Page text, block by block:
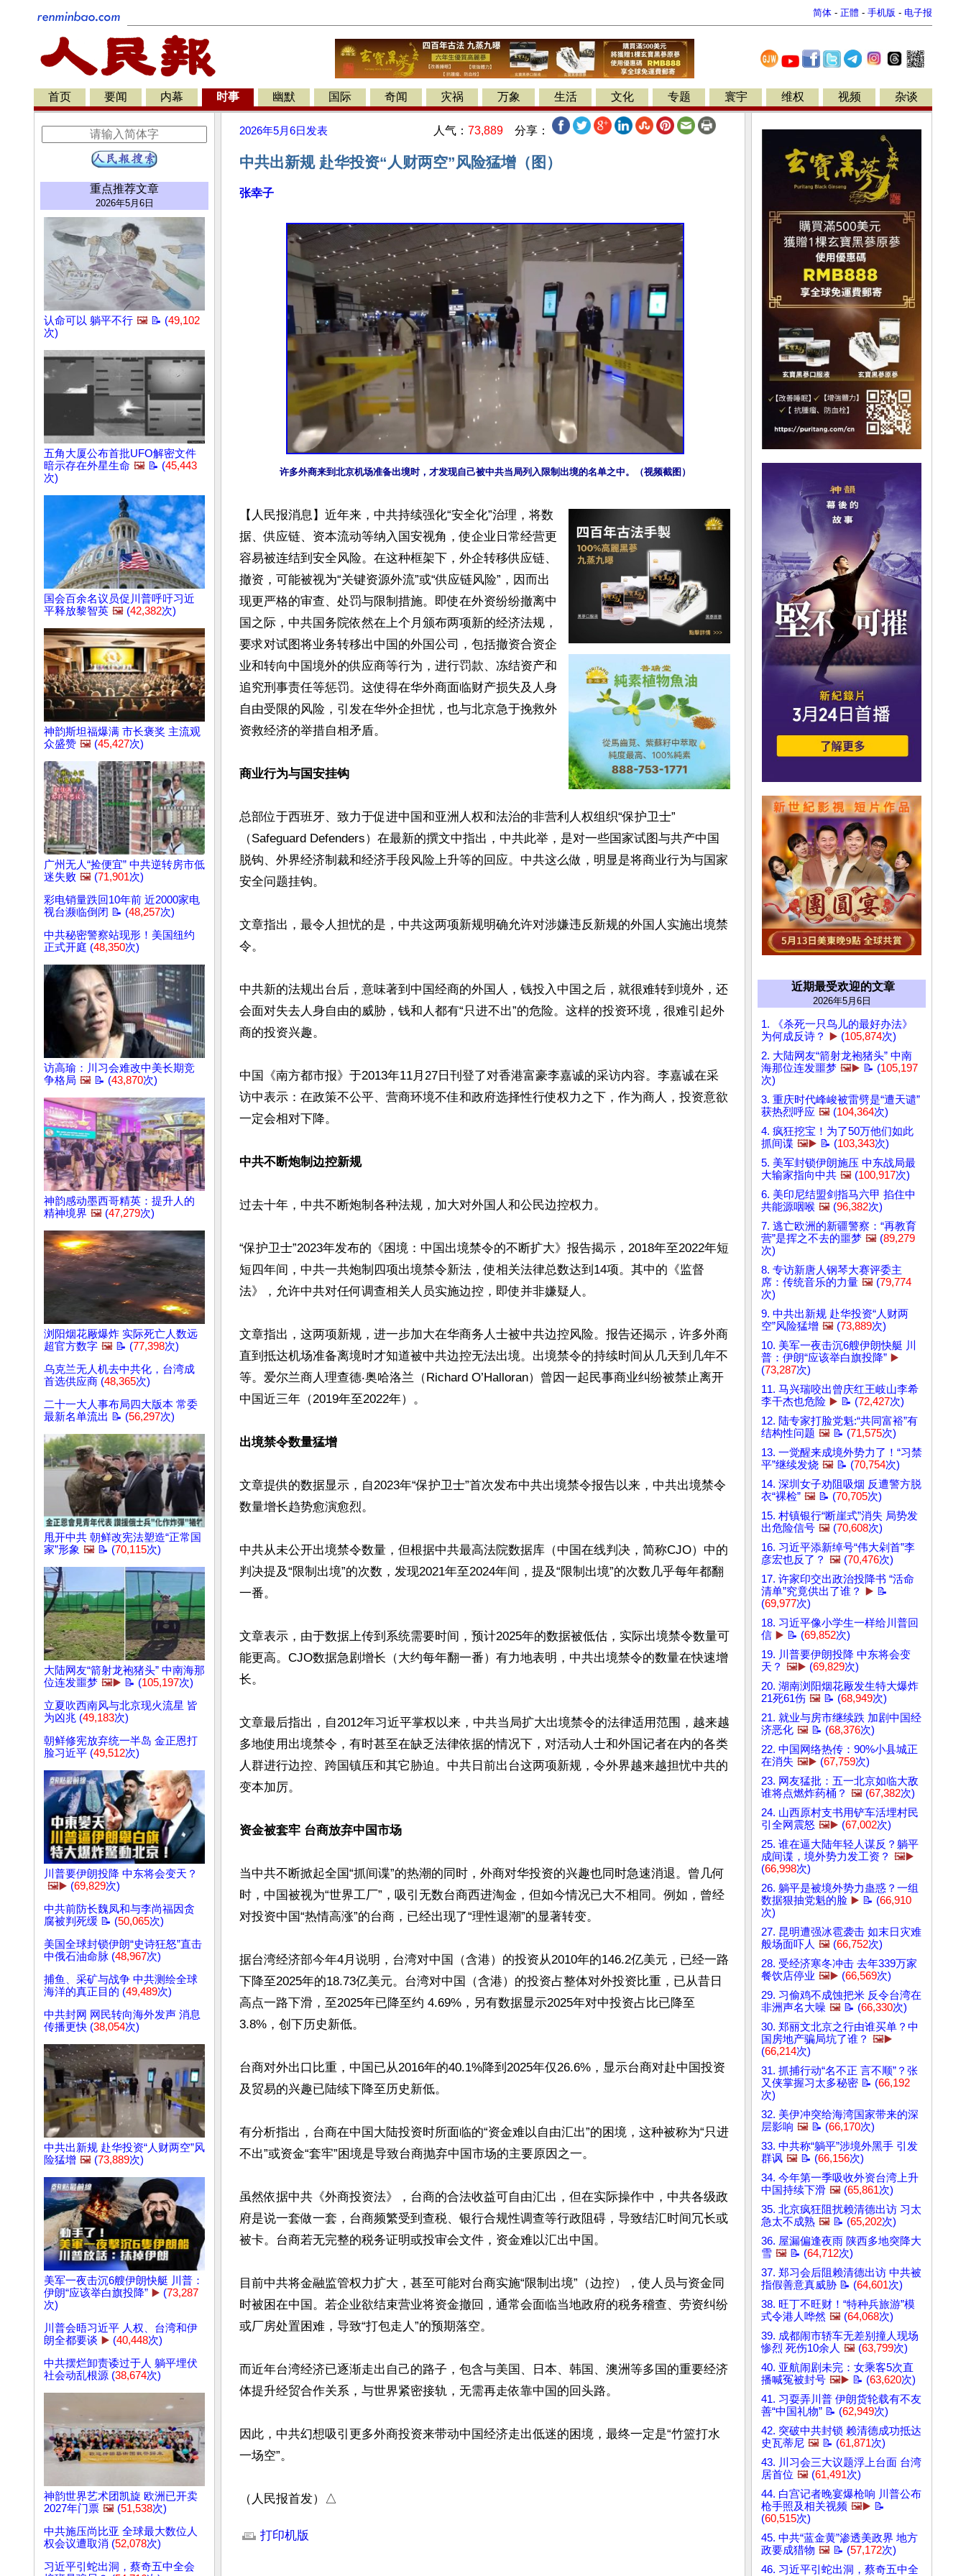
简体 - 正體 - 手机版 - 电子报
首页 要闻 内幕 时事 幽默 国际 奇闻 灾祸 万象 生活 文化 专题 寰宇 维权 视频 杂谈
重点推荐文章
2026年5月6日
认命可以 躺平不行 🖼️ 📝 (49,102
次)
五角大厦公布首批UFO解密文件
暗示存在外星生命 🖼️ 📝 (45,443
次)
国会百余名议员促川普呼吁习近
平释放黎智英 🖼️ (42,382次)
神韵斯坦福爆满 市长褒奖 主流观
众盛赞 🖼️ (45,427次)
广州无人“捡便宜” 中共逆转房市低
迷失败 🖼️ (71,901次)
彩电销量跌回10年前 近2000家电
视台濒临倒闭 📝 (48,257次)
中共秘密警察站现形！美国纽约
正式开庭 (48,350次)
访高瑜：川习会难改中美长期竞
争格局 🖼️ 📝 (43,870次)
神韵感动墨西哥精英：提升人的
精神境界 🖼️ (47,279次)
浏阳烟花厰爆炸 实际死亡人数远
超官方数字 🖼️ 📝 (77,398次)
乌克兰无人机去中共化，台湾成
首选供应商 (48,365次)
二十一大人事布局四大版本 常委
最新名单流出 📝 (56,297次)
甩开中共 朝鲜改宪法塑造“正常国
家”形象 🖼️ 📝 (70,115次)
大陆网友“箭射龙袍猪头” 中南海那
位连发噩梦 🖼️▶️ 📝 (105,197次)
立夏吹西南风与北京现火流星 皆
为凶兆 (49,183次)
朝鲜修宪放弃统一半岛 金正恩打
脸习近平 (49,512次)
川普要伊朗投降 中东将会变天？
🖼️▶️ (69,829次)
中共前防长魏凤和与李尚福因贪
腐被判死缓 📝 (50,065次)
美国全球封锁伊朗“史诗狂怒”直击
中俄石油命脉 (48,967次)
捕鱼、采矿与战争 中共测绘全球
海洋的真正目的 (49,489次)
中共封网 网民转向海外发声 消息
传播更快 (38,054次)
中共出新规 赴华投资“人财两空”风
险猛增 🖼️ (73,889次)
美军一夜击沉6艘伊朗快艇 川普：
伊朗“应该举白旗投降” ▶️ (73,287
次)
川普会晤习近平 人权、台湾和伊
朗全都要谈 ▶️ (40,448次)
中共摆烂卸责诿过于人 躺平埋伏
社会动乱根源 (38,674次)
神韵世界艺术团凯旋 欧洲已开卖
2027年门票 🖼️ (51,538次)
中共施压尚比亚 全球最大数位人
权会议遭取消 (52,078次)
习近平引蛇出洞，蔡奇五中全会
2026年5月6日 发表 人气： 73,889 分享：
中共出新规 赴华投资“人财两空”风险猛增（图）
张幸子
许多外商来到北京机场准备出境时，才发现自己被中共当局列入限制出境的名单之中。（视频截图）
【人民报消息】近年来，中共持续强化“安全化”治理，将数
据、供应链、资本流动等纳入国安视角，使企业日常经营更
容易被连结到安全风险。在这种框架下，外企转移供应链、
撤资，可能被视为“关键资源外流”或“供应链风险”，因而出
现更严格的审查、处罚与限制措施。即使在外资纷纷撤离中
国之际，中共国务院依然在上个月颁布两项新的经济法规，
要求对试图将业务转移出中国的外国公司，包括撤资合资企
业和转向中国境外的供应商等行为，进行罚款、冻结资产和
追究刑事责任等惩罚。这使得在华外商面临财产损失及人身
自由受限的风险，引发在华外企担忧，也与北京急于挽救外
资救经济的举措自相矛盾。
商业行为与国安挂钩
总部位于西班牙、致力于促进中国和亚洲人权和法治的非营利人权组织“保护卫士”
（Safeguard Defenders）在最新的撰文中指出，中共此举，是对一些国家试图与共产中国
脱钩、外界经济制裁和经济手段风险上升等的回应。中共这么做，明显是将商业行为与国家
安全问题挂钩。
文章指出，最令人担忧的是，中共这两项新规明确允许对涉嫌违反新规的外国人实施出境禁
令。
中共新的法规出台后，意味著到中国经商的外国人，钱投入中国之后，就很难转到境外，还
会面对失去人身自由的威胁，钱和人都有“只进不出”的危险。这样的投资环境，很难引起外
商的投资兴趣。
中国《南方都市报》于2013年11月27日刊登了对香港富豪李嘉诚的采访内容。李嘉诚在采
访中表示：在政策不公平、营商环境不佳和政府选择性行使权力之下，作为商人，投资意欲
一定会相对下降。
中共不断炮制边控新规
过去十年，中共不断炮制各种法规，加大对外国人和公民边控权力。
“保护卫士”2023年发布的《困境：中国出境禁令的不断扩大》报告揭示，2018年至2022年短
短四年间，中共一共炮制四项出境禁令新法，使相关法律总数达到14项。其中的《监督
法》，允许中共对任何调查相关人员实施边控，即使并非嫌疑人。
文章指出，这两项新规，进一步加大在华商务人士被中共边控风险。报告还揭示，许多外商
直到抵达机场准备离境时才知道被中共边控无法出境。出境禁令的持续时间从几天到几年不
等。爱尔兰商人理查德‧奥哈洛兰（Richard O’Halloran）曾因一起民事商业纠纷被禁止离开
中国近三年（2019年至2022年）。
出境禁令数量猛增
文章提供的数据显示，自2023年“保护卫士”首次发布中共出境禁令报告以来，中共出境禁令
数量增长趋势愈演愈烈。
中共从未公开出境禁令数量，但根据中共最高法院数据库（中国在线判决，简称CJO）中的
判决提及“限制出境”的次数，发现2021年至2024年间，提及“限制出境”的次数几乎每年都翻
一番。
文章表示，由于数据上传到系统需要时间，预计2025年的数据被低估，实际出境禁令数量可
能更高。CJO数据急剧增长（大约每年翻一番）有力地表明，中共出境禁令的数量在快速增
长。
文章最后指出，自2012年习近平掌权以来，中共当局扩大出境禁令的法律适用范围，越来越
多地使用出境禁令，有时甚至在缺乏法律依据的情况下，对活动人士和外国记者在内的各类
人群进行边控、跨国镇压和其它胁迫。中共日前出台这两项新规，令外界越来越担忧中共的
变本加厉。
资金被套牢 台商放弃中国市场
当中共不断掀起全国“抓间谍”的热潮的同时，外商对华投资的兴趣也同时急速消退。曾几何
时，中国被视为“世界工厂”，吸引无数台商西进淘金，但如今情况已大不相同。例如，曾经
对投资中国“热情高涨”的台商，已经出现了“理性退潮”的显著转变。
据台湾经济部今年4月说明，台湾对中国（含港）的投资从2010年的146.2亿美元，已经一路
下降至2025年的18.73亿美元。台湾对中国（含港）的投资占整体对外投资比重，已从昔日
高点一路下滑，至2025年已降至约 4.69%，另有数据显示2025年对中投资占比已降至
3.8%，创下历史新低。
台商对外出口比重，中国已从2016年的40.1%降到2025年仅26.6%，显示台商对赴中国投资
及贸易的兴趣已陆续下降至历史新低。
有分析指出，台商在中国大陆投资时所面临的“资金难以自由汇出”的困境，这种被称为“只进
不出”或资金“套牢”困境是导致台商抛弃中国市场的主要原因之一。
虽然依据中共《外商投资法》，台商的合法收益可自由汇出，但在实际操作中，中共各级政
府是说一套做一套，台商频繁受到查税、银行合规性调查等行政阻碍，导致结汇时间冗长或
被卡。台商若无完整的税务证明或投审会文件，资金难以汇出中国。
目前中共将金融监管权力扩大，甚至可能对台商实施“限制出境”（边控），使人员与资金同
时被困在中国。若企业欲结束营业将资金撤回，通常会面临当地政府的税务稽查、劳资纠纷
或厂房处置困难，导致“打包走人”的预期落空。
而近年台湾经济已逐渐走出自己的路子，包含与美国、日本、韩国、澳洲等多国的重要经济
体提升经贸合作关系，与世界紧密接轨，无需再走依靠中国的回头路。
因此，中共幻想吸引更多外商投资来带动中国经济走出低迷的困境，最终一定是“竹篮打水
一场空”。
（人民报首发）△
打印机版
近期最受欢迎的文章
2026年5月6日
1. 《杀死一只鸟儿的最好办法》
为何成反诗？
▶️ (105,874次)
2. 大陆网友“箭射龙袍猪头” 中南
海那位连发噩梦 🖼️▶️ 📝 (105,197
次)
3. 重庆时代峰峻被雷劈是“遭天谴”
获热烈呼应 🖼️ (104,364次)
4. 疯狂挖宝！为了50万他们如此
抓间谍 🖼️▶️ 📝 (103,343次)
5. 美军封锁伊朗施压 中东战局最
大输家指向中共 🖼️ (100,917次)
6. 美印尼结盟剑指马六甲 掐住中
共能源咽喉 🖼️ (96,382次)
7. 逃亡欧洲的新疆警察：“再教育
营”是挥之不去的噩梦 🖼️ (89,279
次)
8. 专访新唐人钢琴大赛评委主
席：传统音乐的力量 🖼️ (79,774
次)
9. 中共出新规 赴华投资“人财两
空”风险猛增 🖼️ (73,889次)
10. 美军一夜击沉6艘伊朗快艇 川
普：伊朗“应该举白旗投降” ▶️
(73,287次)
11. 马兴瑞咬出曾庆红王岐山李希
李干杰也危险 ▶️ 📝 (72,427次)
12. 陆专家打脸党魁:“共同富裕”有
结构性问题 🖼️ 📝 (71,575次)
13. 一觉醒来成境外势力了！“习禁
平”继续发烧 🖼️ 📝 (70,754次)
14. 深圳女子劝阻吸烟 反遭警方脱
衣“裸检” 🖼️ 📝 (70,705次)
15. 村镇银行“断崖式”消失 局势发
出危险信号 🖼️ (70,608次)
16. 习近平添新绰号“伟大剁首”李
彦宏也反了？ 🖼️ (70,476次)
17. 许家印交出政治投降书 “活命
清单”究竟供出了谁？
▶️ 📝
(69,977次)
18. 习近平像小学生一样给川普回
信 ▶️ 📝 (69,852次)
19. 川普要伊朗投降 中东将会变
天？ 🖼️▶️ (69,829次)
20. 湖南浏阳烟花厰发生特大爆炸
21死61伤 🖼️ 📝 (68,949次)
21. 就业与房市继续跌 加剧中国经
济恶化 🖼️ 📝 (68,376次)
22. 中国网络热传：90%小县城正
在消失 🖼️▶️ (67,759次)
23. 网友猛批：五一北京如临大敌
谁将点燃炸药桶？ 🖼️ (67,382次)
24. 山西原村支书用铲车活埋村民
引全网震怒 🖼️▶️ (67,002次)
25. 谁在逼大陆年轻人谋反？躺平
成间谍，境外势力发工资？ 🖼️▶️
(66,998次)
26. 躺平是被境外势力蛊惑？一组
数据狠抽党魁的脸 ▶️ 📝 (66,910
次)
27. 昆明遭强冰雹袭击 如末日灾难
般场面吓人 🖼️ (66,752次)
28. 受经济寒冬冲击 去年339万家
餐饮店停业 🖼️▶️ (66,569次)
29. 习偷鸡不成蚀把米 反令台湾在
非洲声名大噪 🖼️ 📝 (66,330次)
30. 郑丽文北京之行由谁买单？中
国房地产骗局坑了谁？ 🖼️▶️
(66,214次)
31. 抓捕行动“名不正 言不顺”？张
又侠掌握习太多秘密 📝 (66,192
次)
32. 美伊冲突给海湾国家带来的深
层影响 🖼️ 📝 (66,170次)
33. 中共称“躺平”涉境外黑手 引发
群讽 🖼️ 📝 (66,156次)
34. 今年第一季吸收外资台湾上升
中国持续下滑 🖼️ (65,861次)
35. 北京疯狂阻扰赖清德出访 习太
急太不成熟 🖼️ 📝 (65,202次)
36. 屋漏偏逢夜雨 陕西多地突降大
雪 🖼️ 📝 (64,712次)
37. 郑习会后阻赖清德出访 中共被
指假善意真威胁 📝 (64,601次)
38. 旺丁不旺财！“特种兵旅游”模
式令港人哗然 🖼️ (64,068次)
39. 成都闹市轿车无差别撞人现场
惨烈 死伤10余人 🖼️ (63,799次)
40. 亚航闹剧未完：女乘客5次直
播喊冤被封号 🖼️▶️ 📝 (63,620次)
41. 习耍弄川普 伊朗货轮载有不友
善“中国礼物” 📝 (62,949次)
42. 突破中共封锁 赖清德成功抵达
史瓦蒂尼 🖼️ 📝 (61,871次)
43. 川习会三大议题浮上台面 台湾
居首位 🖼️ (61,491次)
44. 白宫记者晚宴爆枪响 川普公布
枪手照及相关视频 🖼️▶️ 📝
(60,515次)
45. 中共“蓝金黄”渗透美政界 地方
政要成猎物 🖼️ 📝 (57,172次)
46. 习近平引蛇出洞，蔡奇五中全